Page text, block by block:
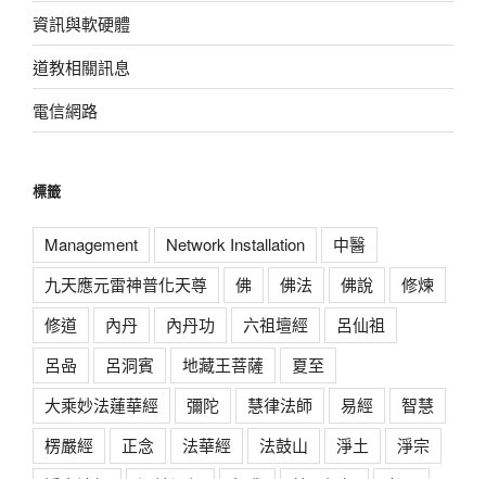
資訊與軟硬體
道教相關訊息
電信網路
標籤
Management Network Installation
中醫
九天應元雷神普化天尊
佛 佛法 佛說
修煉
修道
內丹 內丹功 六祖壇經
呂仙祖
呂喦
呂洞賓 地藏王菩薩
夏至
大乘妙法蓮華經
彌陀 慧律法師 易經
智慧
楞嚴經
正念 法華經 法鼓山 淨土
淨宗